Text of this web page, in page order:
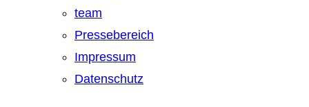
team
Pressebereich
Impressum
Datenschutz